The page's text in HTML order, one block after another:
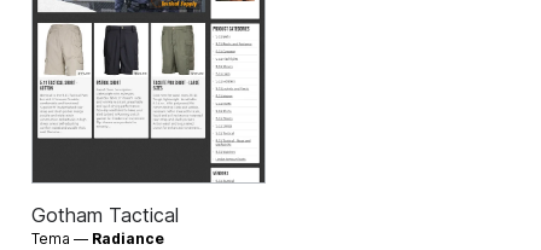
Gotham Tactical
Tema — Radiance